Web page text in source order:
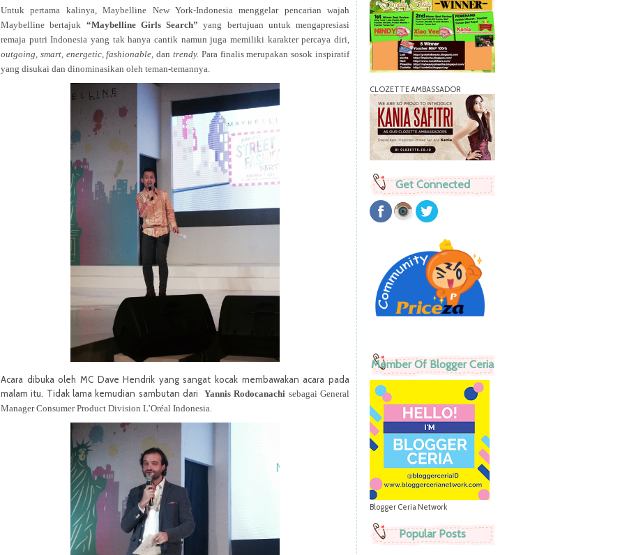
Untuk pertama kalinya, Maybelline New York-Indonesia menggelar pencarian wajah
Maybelline bertajuk “Maybelline Girls Search” yang bertujuan untuk mengapresiasi
remaja putri Indonesia yang tak hanya cantik namun juga memiliki karakter percaya diri,
outgoing, smart, energetic, fashionable, dantrendy. Para finalis merupakan sosok inspiratif
yang disukai dan dinominasikan oleh teman-temannya.
Acara dibuka oleh MC Dave Hendrik yang sangat kocak membawakan acara pada
malam itu. Tidak lama kemudian sambutan dari Yannis Rodocanachi sebagai General
Manager Consumer Product Division L’Oréal Indonesia.
CLOZETTE AMBASSADOR
Get Connected
Member Of Blogger Ceria
Blogger Ceria Network
Popular Posts